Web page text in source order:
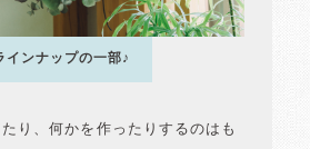
インナップの一部♪
り、何かを作ったりするのはも